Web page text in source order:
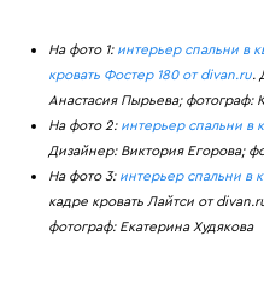
На фото 1: интерьер спальни в
кровать Фостер 180 от divan.ru.
Анастасия Пырьева; фотограф:
На фото 2: интерьер спальни в
Дизайнер: Виктория Егорова;
На фото 3: интерьер спальни в
кадре кровать Лайтси от
фотограф: Екатерина Худякова